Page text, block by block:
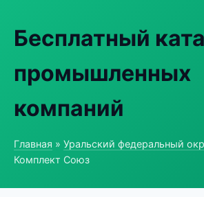
Бесплатный
промышленных
компаний
Главная » Уральский федеральный
Комплект Союз